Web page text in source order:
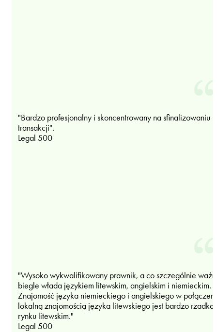
"Bardzo profesjonalny i skoncentrowany na sfinalizowaniu
transakcji".
Legal 500
"Wysoko wykwalifikowany prawnik, a co szczególnie
biegle włada językiem litewskim, angielskim i niemieckim.
Znajomość języka niemieckiego i angielskiego w
lokalną znajomością języka litewskiego jest bardzo rzadka
rynku litewskim."
Legal 500